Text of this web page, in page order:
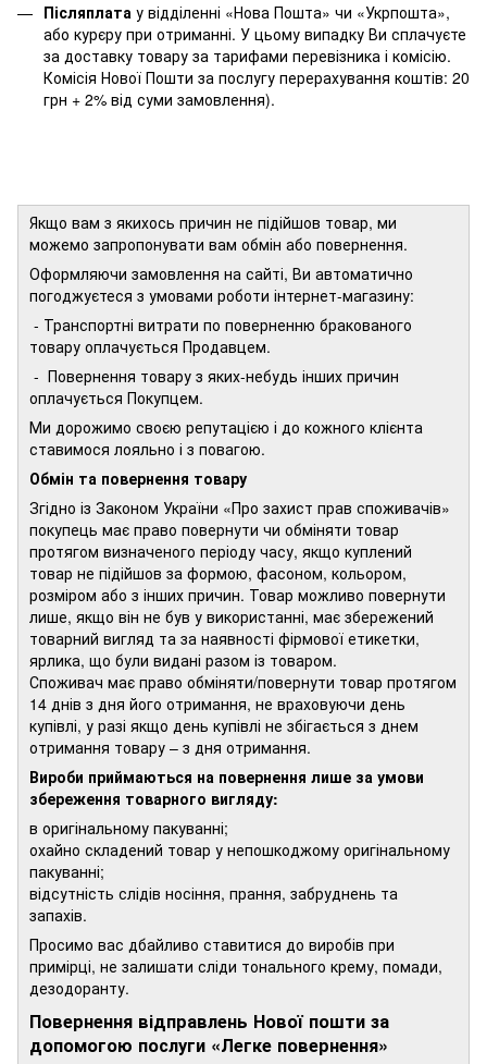
Післяплата у відділенні «Нова Пошта» чи «Укрпошта»,
або курєру при отриманні. У цьому випадку Ви сплачуєте
за доставку товару за тарифами перевізника і комісію.
Комісія Нової Пошти за послугу перерахування коштів: 20
грн + 2% від суми замовлення).
Якщо вам з якихось причин не підійшов товар, ми
можемо запропонувати вам обмін або повернення.
Оформляючи замовлення на сайті, Ви автоматично
погоджуєтеся з умовами роботи інтернет-магазину:
- Транспортні витрати по поверненню бракованого
товару оплачується Продавцем.
- Повернення товару з яких-небудь інших причин
оплачується Покупцем.
Ми дорожимо своєю репутацією і до кожного клієнта
ставимося лояльно і з повагою.
Обмін та повернення товару
Згідно із Законом України «Про захист прав споживачів»
покупець має право повернути чи обміняти товар
протягом визначеного періоду часу, якщо куплений
товар не підійшов за формою, фасоном, кольором,
розміром або з інших причин. Товар можливо повернути
лише, якщо він не був у використанні, має збережений
товарний вигляд та за наявності фірмової етикетки,
ярлика, що були видані разом із товаром.
Споживач має право обміняти/повернути товар протягом
14 днів з дня його отримання, не враховуючи день
купівлі, у разі якщо день купівлі не збігається з днем
отримання товару – з дня отримання.
Вироби приймаються на повернення лише за умови
збереження товарного вигляду:
в оригінальному пакуванні;
охайно складений товар у непошкоджому оригінальному
пакуванні;
відсутність слідів носіння, прання, забруднень та
запахів.
Просимо вас дбайливо ставитися до виробів при
примірці, не залишати сліди тонального крему, помади,
дезодоранту.
Повернення відправлень Нової пошти за
допомогою послуги «Легке повернення»